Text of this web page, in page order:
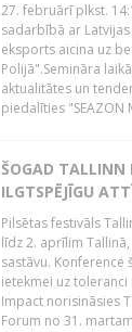
27. februārī plkst.
sadarbībā ar
eksports aicina uz
Polijā".Semināra
aktualitātes un
piedalīties "SEAZON
ŠOGAD TALLINN
ILGTSPĒJĪGU
Pilsētas festivāls
līdz 2. aprīlim
sastāvu.
ietekmei uz
Impact norisināsies
Forum no 31.